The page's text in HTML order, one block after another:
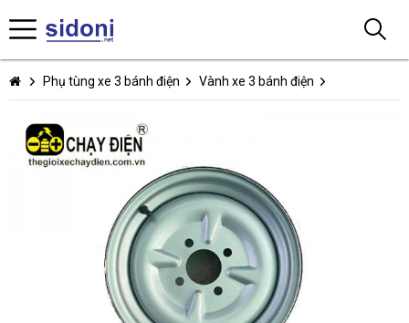
Phụ tùng xe 3 bánh điện Vành xe 3 bánh điện